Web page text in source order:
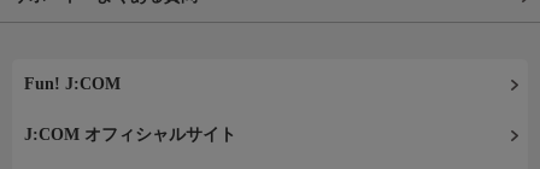
Fun! J:COM
J:COM オフィシャルサイト